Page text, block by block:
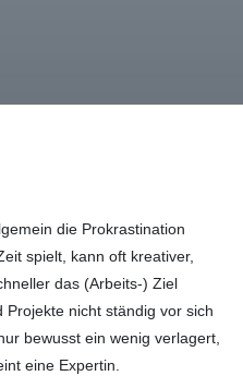
die Prokrastination
spielt, kann oft kreativer,
das (Arbeits-) Ziel
nicht ständig vor sich
bewusst ein wenig verlagert,
eine Expertin.